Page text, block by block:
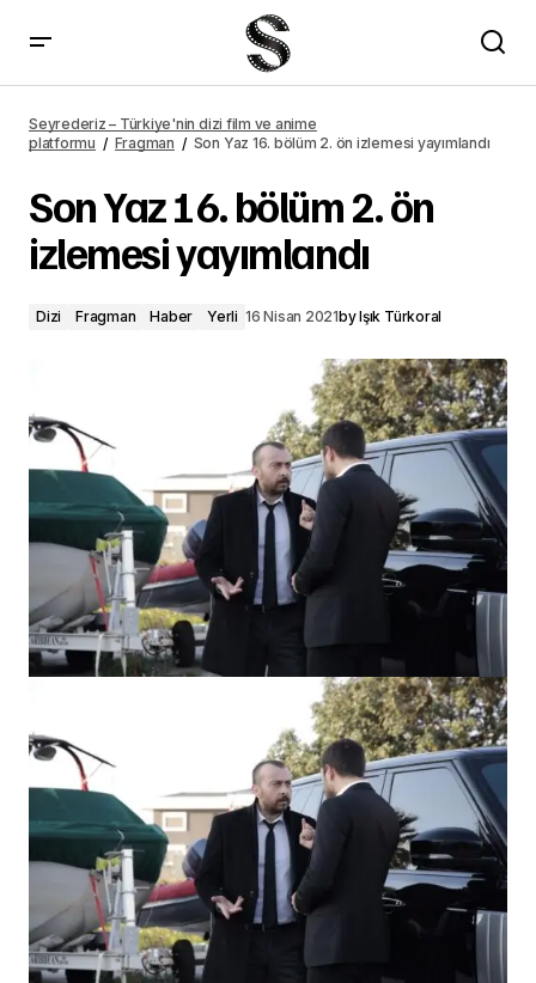
Seyrederiz – Türkiye'nin dizi film ve anime
platformu
Fragman Son Yaz 16. bölüm 2. ön izlemesi yayımlandı
Son Yaz 16. bölüm 2. ön
izlemesi yayımlandı
Dizi Fragman Haber Yerli 16 Nisan 2021byIşık Türkoral